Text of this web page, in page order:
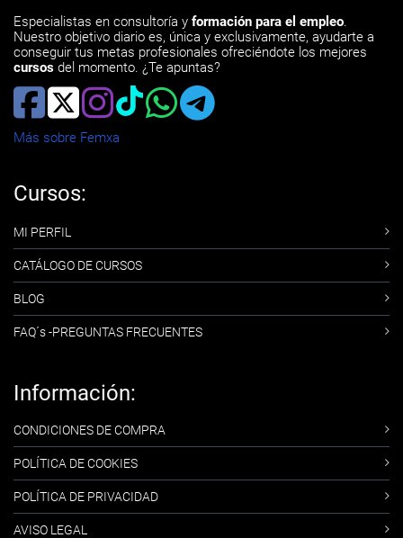
Especialistas en consultoría y formación para el empleo.
Nuestro objetivo diario es, única y exclusivamente, ayudarte a
conseguir tus metas profesionales ofreciéndote los mejores
cursos del momento. ¿Te apuntas?
Más sobre Femxa
Cursos:
MI PERFIL
CATÁLOGO DE CURSOS
BLOG
FAQ´s -PREGUNTAS FRECUENTES
Información:
CONDICIONES DE COMPRA
POLÍTICA DE COOKIES
POLÍTICA DE PRIVACIDAD
AVISO LEGAL